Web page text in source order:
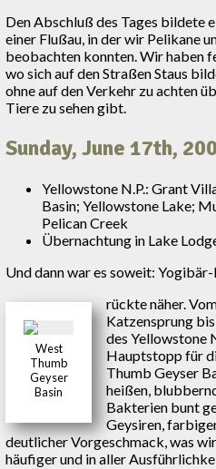
Den Abschluß des Tages bildete
einer Flußau, in der wir Pelikane
beobachten konnten. Wir haben
wo sich auf den Straßen Staus
ohne auf den Verkehr zu achten
Tiere zu sehen gibt.
Sunday, June 17th,
Yellowstone N.P.: Grant
Basin; Yellowstone Lake;
Pelican Creek
Übernachtung in Lake
Und dann war es soweit:
West
Thumb
Geyser
Basin
rückte näher.
Katzensprung
des Yellowstone
Hauptstopp für
Thumb Geyser
heißen,
Bakterien bunt
Geysiren,
deutlicher Vorgeschmack, was
häufiger und in aller